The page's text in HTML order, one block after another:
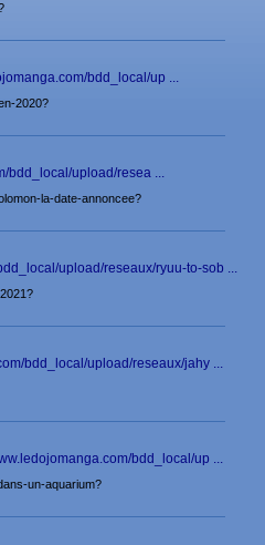
bdd_local/up ...
2020?
bdd_local/upload/resea ...
la-date-annoncee?
upload/reseaux/ryuu-to-sob ...
bdd_local/upload/reseaux/jahy ...
bdd_local/up ...
un-aquarium?